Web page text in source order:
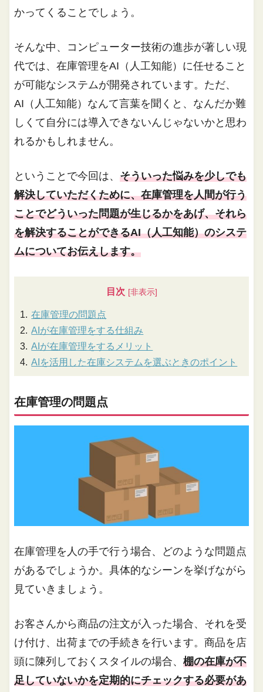
かってくることでしょう。
そんな中、コンピューター技術の進歩が著しい現
代では、在庫管理をAI（人工知能）に任せること
が可能なシステムが開発されています。ただ、
AI（人工知能）なんて言葉を聞くと、なんだか難
しくて自分には導入できないんじゃないかと思わ
れるかもしれません。
ということで今回は、そういった悩みを少しでも
解決していただくために、在庫管理を人間が行う
ことでどういった問題が生じるかをあげ、それら
を解決することができるAI（人工知能）のシステ
ムについてお伝えします。
目次
在庫管理の問題点
AIが在庫管理をする仕組み
AIが在庫管理をするメリット
AIを活用した在庫システムを選ぶときのポイント
在庫管理の問題点
在庫管理を人の手で行う場合、どのような問題点
があるでしょうか。具体的なシーンを挙げながら
見ていきましょう。
お客さんから商品の注文が入った場合、それを受
け付け、出荷までの手続きを行います。商品を店
頭に陳列しておくスタイルの場合、棚の在庫が不
足していないかを定期的にチェックする必要があ